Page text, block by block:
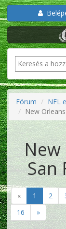
Fórum
NFL
New
New
San
« 1 2
16
»